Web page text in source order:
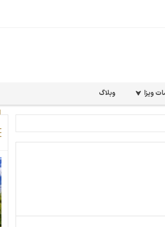
ویزا وبلاگ